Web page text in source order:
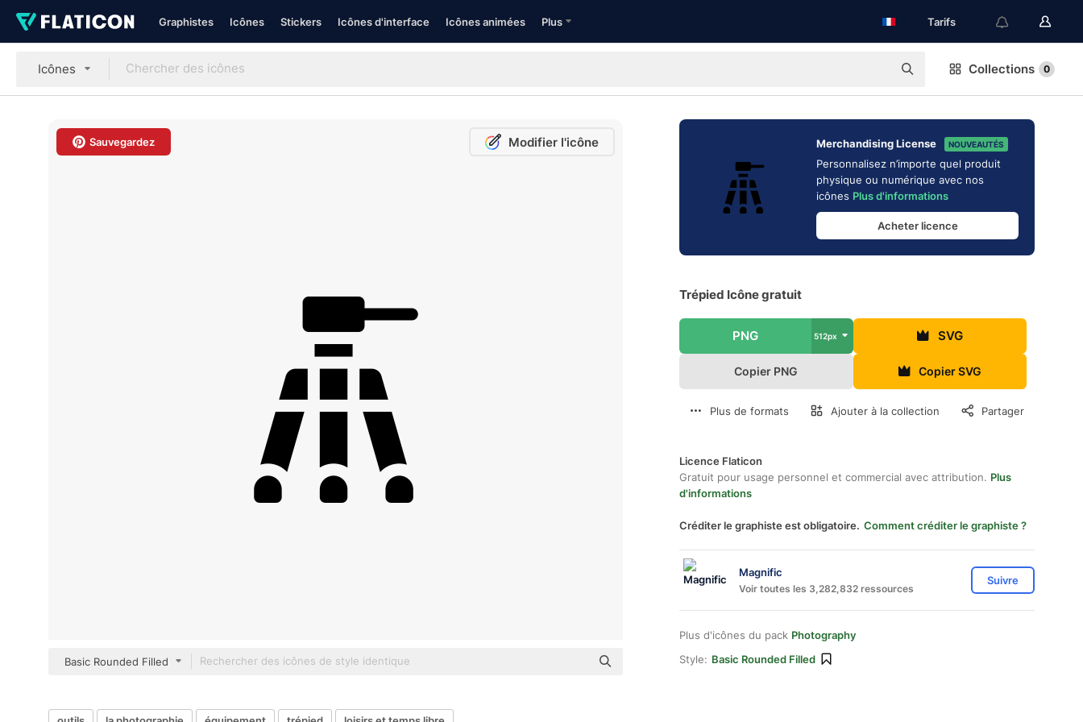
Graphistes Icônes Stickers Icônes d'interface Icônes animées Plus Tarifs
Icônes Collections 0
Sauvegardez Modifier l'icône
Basic Rounded Filled
Merchandising License NOUVEAUTÉS
Personnalisez n’importe quel produit
physique ou numérique avec nos
icônes Plus d'informations
Acheter licence
Trépied Icône gratuit
PNG 512px SVG
Copier PNG Copier SVG
Plus de formats Ajouter à la collection Partager
Licence Flaticon
Gratuit pour usage personnel et commercial avec attribution. Plus
d'informations
Créditer le graphiste est obligatoire. Comment créditer le graphiste ?
Magnific
Voir toutes les 3,282,832 ressources
Suivre
Plus d'icônes du pack Photography
Style: Basic Rounded Filled